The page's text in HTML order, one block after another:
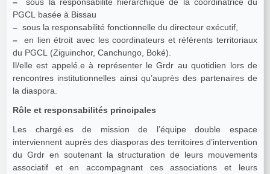
PGCL basée à Bissau
– sous la responsabilité fonctionnelle du directeur exécutif,
– en lien étroit avec les coordinateurs et référents territoriaux
du PGCL (Ziguinchor, Canchungo, Boké).
Il/elle est appelé.e à représenter le Grdr au quotidien lors de
rencontres institutionnelles ainsi qu’auprès des partenaires de
la diaspora.
Rôle et responsabilités principales
Les chargé.es de mission de l’équipe double espace
interviennent auprès des diasporas des territoires d’intervention
du Grdr en soutenant la structuration de leurs mouvements
associatif et en accompagnant ces associations et leurs